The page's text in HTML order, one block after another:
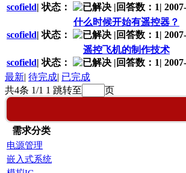
scofield| 状态： | 回答数：1|
什么时候开始有遥控器？
scofield| 状态： | 回答数：1|
遥控飞机的制作技术
scofield| 状态： | 回答数：1|
最新| 待完成| 已完成
共4条 1/1 1 跳转至 页
需求分类
电源管理
嵌入式系统